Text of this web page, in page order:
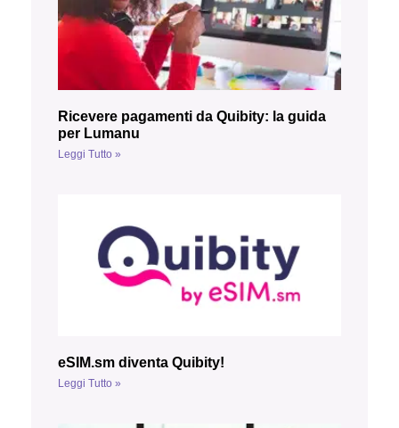
Ricevere pagamenti da Quibity: la guida
per Lumanu
Leggi Tutto »
eSIM.sm diventa Quibity!
Leggi Tutto »